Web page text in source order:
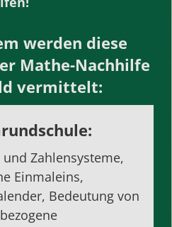
werden diese
Mathe-Nachhilfe
vermittelt:
:
Zahlensysteme,
Einmaleins,
Bedeutung von